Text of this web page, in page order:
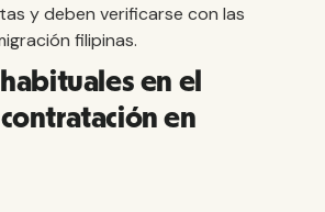
y deben verificarse con las
filipinas.
en el
en